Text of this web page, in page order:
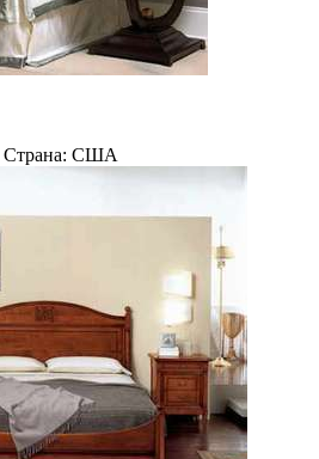
Страна: США